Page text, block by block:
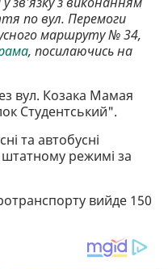
по вул. Перемоги
маршруту № 34,
, посилаючись на
вул. Козака Мамая
Студентський".
та автобусні
режимі за
вийде 150